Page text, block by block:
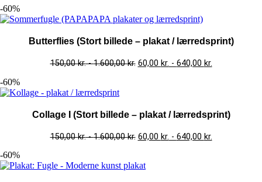
-60%
Butterflies (Stort billede – plakat / lærredsprint)
150,00kr.-1.600,00kr. 60,00 kr. - 640,00 kr.
-60%
Collage I (Stort billede – plakat / lærredsprint)
150,00kr.-1.600,00kr. 60,00 kr. - 640,00 kr.
-60%